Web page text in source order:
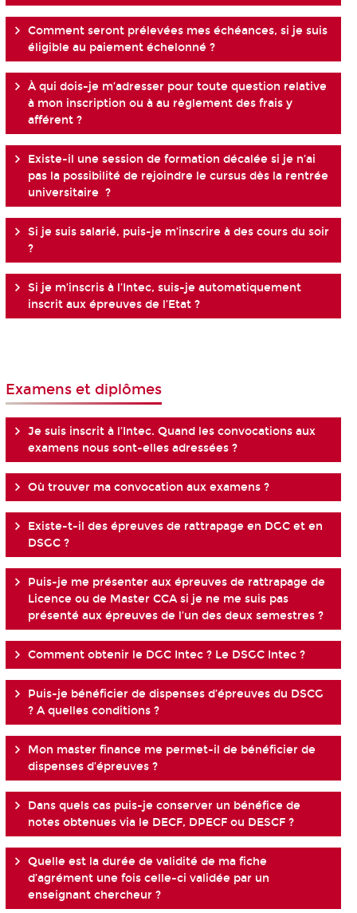
Comment seront prélevées mes échéances, si je suis
éligible au paiement échelonné ?
À qui dois-je m’adresser pour toute question relative
à mon inscription ou à au règlement des frais y
afférent ?
Existe-il une session de formation décalée si je n’ai
pas la possibilité de rejoindre le cursus dès la rentrée
universitaire ?
Si je suis salarié, puis-je m’inscrire à des cours du soir
?
Si je m’inscris à l’Intec, suis-je automatiquement
inscrit aux épreuves de l’Etat ?
Examens et diplômes
Je suis inscrit à l’Intec. Quand les convocations aux
examens nous sont-elles adressées ?
Où trouver ma convocation aux examens ?
Existe-t-il des épreuves de rattrapage en DGC et en
DSGC ?
Puis-je me présenter aux épreuves de rattrapage de
Licence ou de Master CCA si je ne me suis pas
présenté aux épreuves de l’un des deux semestres ?
Comment obtenir le DGC Intec ? Le DSGC Intec ?
Puis-je bénéficier de dispenses d’épreuves du DSCG
? A quelles conditions ?
Mon master finance me permet-il de bénéficier de
dispenses d’épreuves ?
Dans quels cas puis-je conserver un bénéfice de
notes obtenues via le DECF, DPECF ou DESCF ?
Quelle est la durée de validité de ma fiche
d’agrément une fois celle-ci validée par un
enseignant chercheur ?